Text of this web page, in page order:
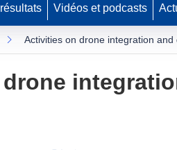
Vidéos et podcasts
Activities on drone integration